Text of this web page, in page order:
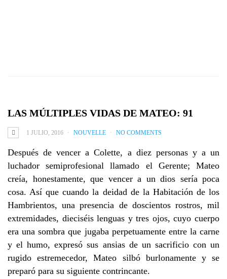
LAS MÚLTIPLES VIDAS DE MATEO: 91
1 JULIO, 2016 NOUVELLE NO COMMENTS
Después de vencer a Colette, a diez personas y a un
luchador semiprofesional llamado el Gerente; Mateo
creía, honestamente, que vencer a un dios sería poca
cosa. Así que cuando la deidad de la Habitación de los
Hambrientos, una presencia de doscientos rostros, mil
extremidades, dieciséis lenguas y tres ojos, cuyo cuerpo
era una sombra que jugaba perpetuamente entre la carne
y el humo, expresó sus ansias de un sacrificio con un
rugido estremecedor, Mateo silbó burlonamente y se
preparó para su siguiente contrincante.